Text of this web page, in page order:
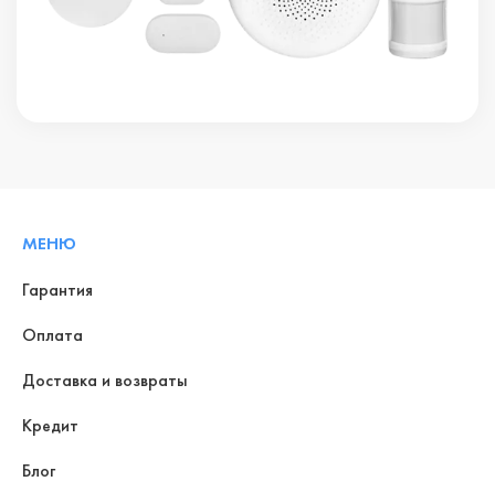
МЕНЮ
Гарантия
Оплата
Доставка и возвраты
Кредит
Блог